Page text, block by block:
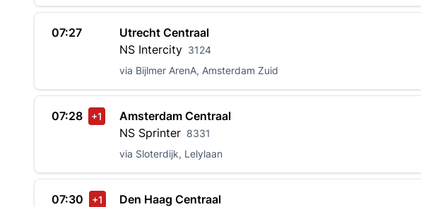
07:27
Utrecht Centraal
NS Intercity 3124
via Bijlmer ArenA, Amsterdam Zuid
07:28 +1
Amsterdam Centraal
NS Sprinter 8331
via Sloterdijk, Lelylaan
07:30 +1
Den Haag Centraal